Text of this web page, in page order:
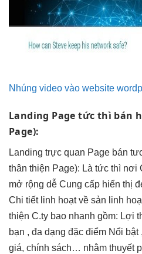
Nhúng video vào website
Landing Pagetức thì bán
Page):
Landing trực quan Page bán
thân thiện Page): Là tức thì nơi
mở rộng dễ Cung cấp hiển thị
Chi tiết linh hoạtvề sản linh
thiện C.ty bao nhanh gồm: Lợi
bạn , đa dạng đặc điểm Nổi bật
giá, chính sách… nhằm thuyết